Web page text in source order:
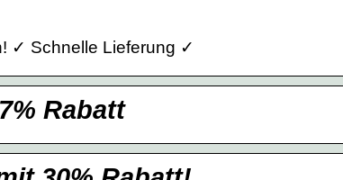
✓ Schnelle Lieferung ✓
Rabatt